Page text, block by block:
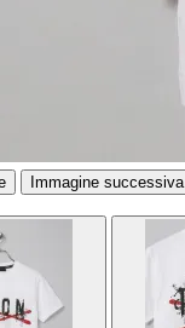
Immagine successiva